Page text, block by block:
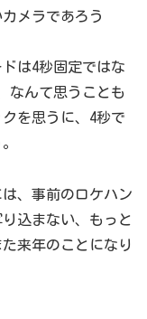
メラであろう
は4秒固定ではな
なんて思うことも
を思うに、4秒で
、事前のロケハン
込まない、もっと
来年のことになり